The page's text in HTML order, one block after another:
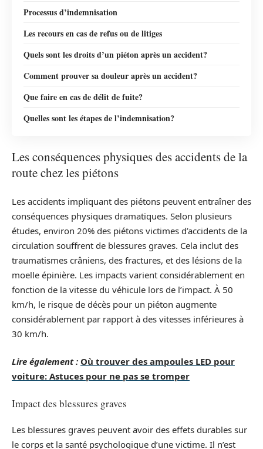
Processus d’indemnisation
Les recours en cas de refus ou de litiges
Quels sont les droits d’un piéton après un accident?
Comment prouver sa douleur après un accident?
Que faire en cas de délit de fuite?
Quelles sont les étapes de l’indemnisation?
Les conséquences physiques des accidents de la
route chez les piétons
Les accidents impliquant des piétons peuvent entraîner des
conséquences physiques dramatiques. Selon plusieurs
études, environ 20% des piétons victimes d’accidents de la
circulation souffrent de blessures graves. Cela inclut des
traumatismes crâniens, des fractures, et des lésions de la
moelle épinière. Les impacts varient considérablement en
fonction de la vitesse du véhicule lors de l’impact. À 50
km/h, le risque de décès pour un piéton augmente
considérablement par rapport à des vitesses inférieures à
30 km/h.
Lire également : Où trouver des ampoules LED pour
voiture: Astuces pour ne pas se tromper
Impact des blessures graves
Les blessures graves peuvent avoir des effets durables sur
le corps et la santé psychologique d’une victime. Il n’est